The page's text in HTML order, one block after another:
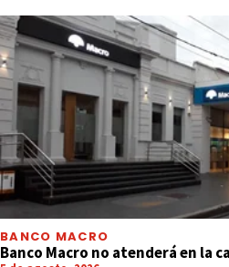
BANCO MACRO
Banco Macro no atenderá en la